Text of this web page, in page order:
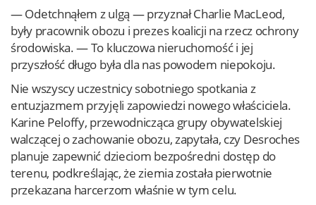
— Odetchnąłem z ulgą — przyznał Charlie MacLeod,
były pracownik obozu i prezes koalicji na rzecz ochrony
środowiska. — To kluczowa nieruchomość i jej
przyszłość długo była dla nas powodem niepokoju.
Nie wszyscy uczestnicy sobotniego spotkania z
entuzjazmem przyjęli zapowiedzi nowego właściciela.
Karine Peloffy, przewodnicząca grupy obywatelskiej
walczącej o zachowanie obozu, zapytała, czy Desroches
planuje zapewnić dzieciom bezpośredni dostęp do
terenu, podkreślając, że ziemia została pierwotnie
przekazana harcerzom właśnie w tym celu.